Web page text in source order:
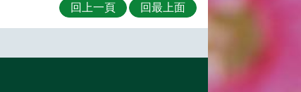
回上一頁 回最上面